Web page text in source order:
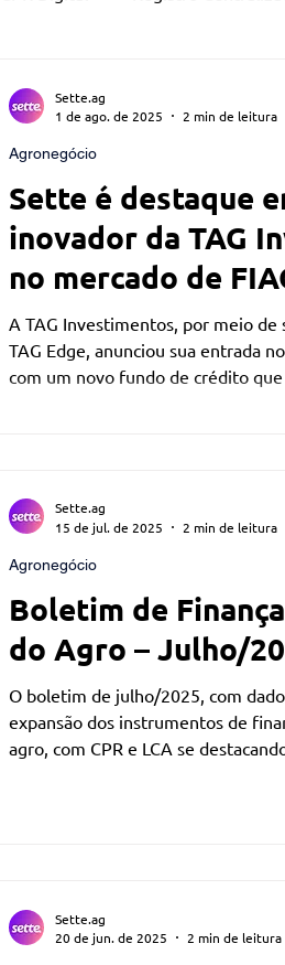
Sette é destaque
inovador da TAG
no mercado de
A TAG Investimentos, por meio de
TAG Edge, anunciou sua entrada
com um novo fundo de crédito
Agronegócio
Sette.ag
1 de ago. de 2025
2 min de leitura
Boletim de
do Agro – Julho/
O boletim de julho/2025, com
expansão dos instrumentos de
agro, com CPR e LCA se
Agronegócio
Sette.ag
15 de jul. de 2025
2 min de leitura
Sette.ag
20 de jun. de 2025
2 min de leitura